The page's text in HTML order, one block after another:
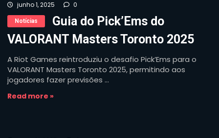
junho 1, 2025 0
Notícias
Guia do Pick’Ems do
VALORANT Masters Toronto 2025
A Riot Games reintroduziu o desafio Pick’Ems para o
VALORANT Masters Toronto 2025, permitindo aos
jogadores fazer previsões ...
Read more »